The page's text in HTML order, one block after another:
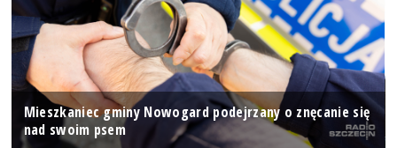
Mieszkaniec gminy Nowogard podejrzany o znęcanie się
nad swoim psem